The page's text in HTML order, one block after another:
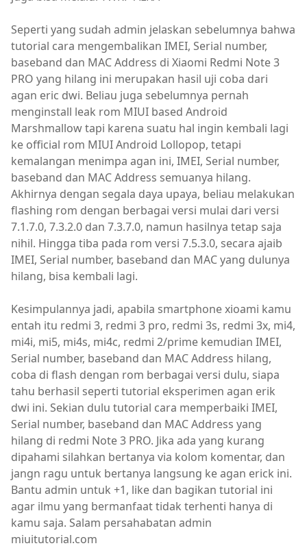
Seperti yang sudah admin jelaskan sebelumnya bahwa
tutorial cara mengembalikan IMEI, Serial number,
baseband dan MAC Address di Xiaomi Redmi Note 3
PRO yang hilang ini merupakan hasil uji coba dari
agan eric dwi. Beliau juga sebelumnya pernah
menginstall leak rom MIUI based Android
Marshmallow tapi karena suatu hal ingin kembali lagi
ke official rom MIUI Android Lollopop, tetapi
kemalangan menimpa agan ini, IMEI, Serial number,
baseband dan MAC Address semuanya hilang.
Akhirnya dengan segala daya upaya, beliau melakukan
flashing rom dengan berbagai versi mulai dari versi
7.1.7.0, 7.3.2.0 dan 7.3.7.0, namun hasilnya tetap saja
nihil. Hingga tiba pada rom versi 7.5.3.0, secara ajaib
IMEI, Serial number, baseband dan MAC yang dulunya
hilang, bisa kembali lagi.
Kesimpulannya jadi, apabila smartphone xioami kamu
entah itu redmi 3, redmi 3 pro, redmi 3s, redmi 3x, mi4,
mi4i, mi5, mi4s, mi4c, redmi 2/prime kemudian IMEI,
Serial number, baseband dan MAC Address hilang,
coba di flash dengan rom berbagai versi dulu, siapa
tahu berhasil seperti tutorial eksperimen agan erik
dwi ini. Sekian dulu tutorial cara memperbaiki IMEI,
Serial number, baseband dan MAC Address yang
hilang di redmi Note 3 PRO. Jika ada yang kurang
dipahami silahkan bertanya via kolom komentar, dan
jangn ragu untuk bertanya langsung ke agan erick ini.
Bantu admin untuk +1, like dan bagikan tutorial ini
agar ilmu yang bermanfaat tidak terhenti hanya di
kamu saja. Salam persahabatan admin
miuitutorial.com